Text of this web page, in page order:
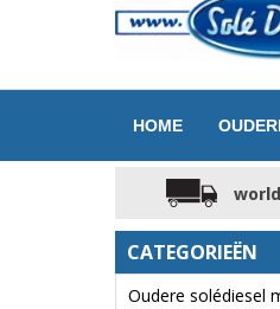
HOME
CATEGORIEËN
Oudere solédiesel